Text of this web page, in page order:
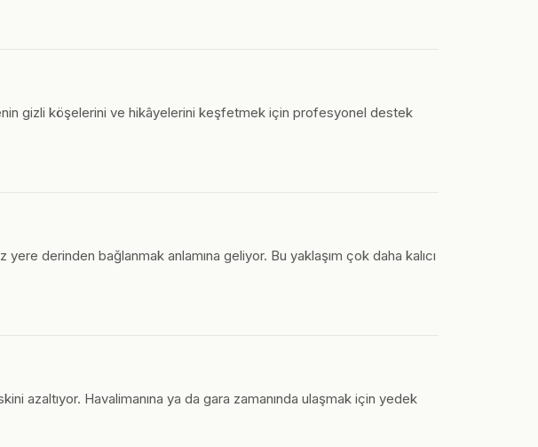
gizli köşelerini ve hikâyelerini keşfetmek için profesyonel destek
derinden bağlanmak anlamına geliyor. Bu yaklaşım çok daha kalıcı
azaltıyor. Havalimanına ya da gara zamanında ulaşmak için yedek